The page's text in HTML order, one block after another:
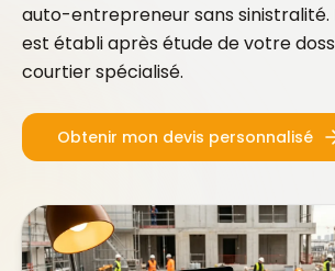
auto-entrepreneur sans sinistralité.
est établi après étude de votre
courtier spécialisé.
Obtenir mon devis personnalisé